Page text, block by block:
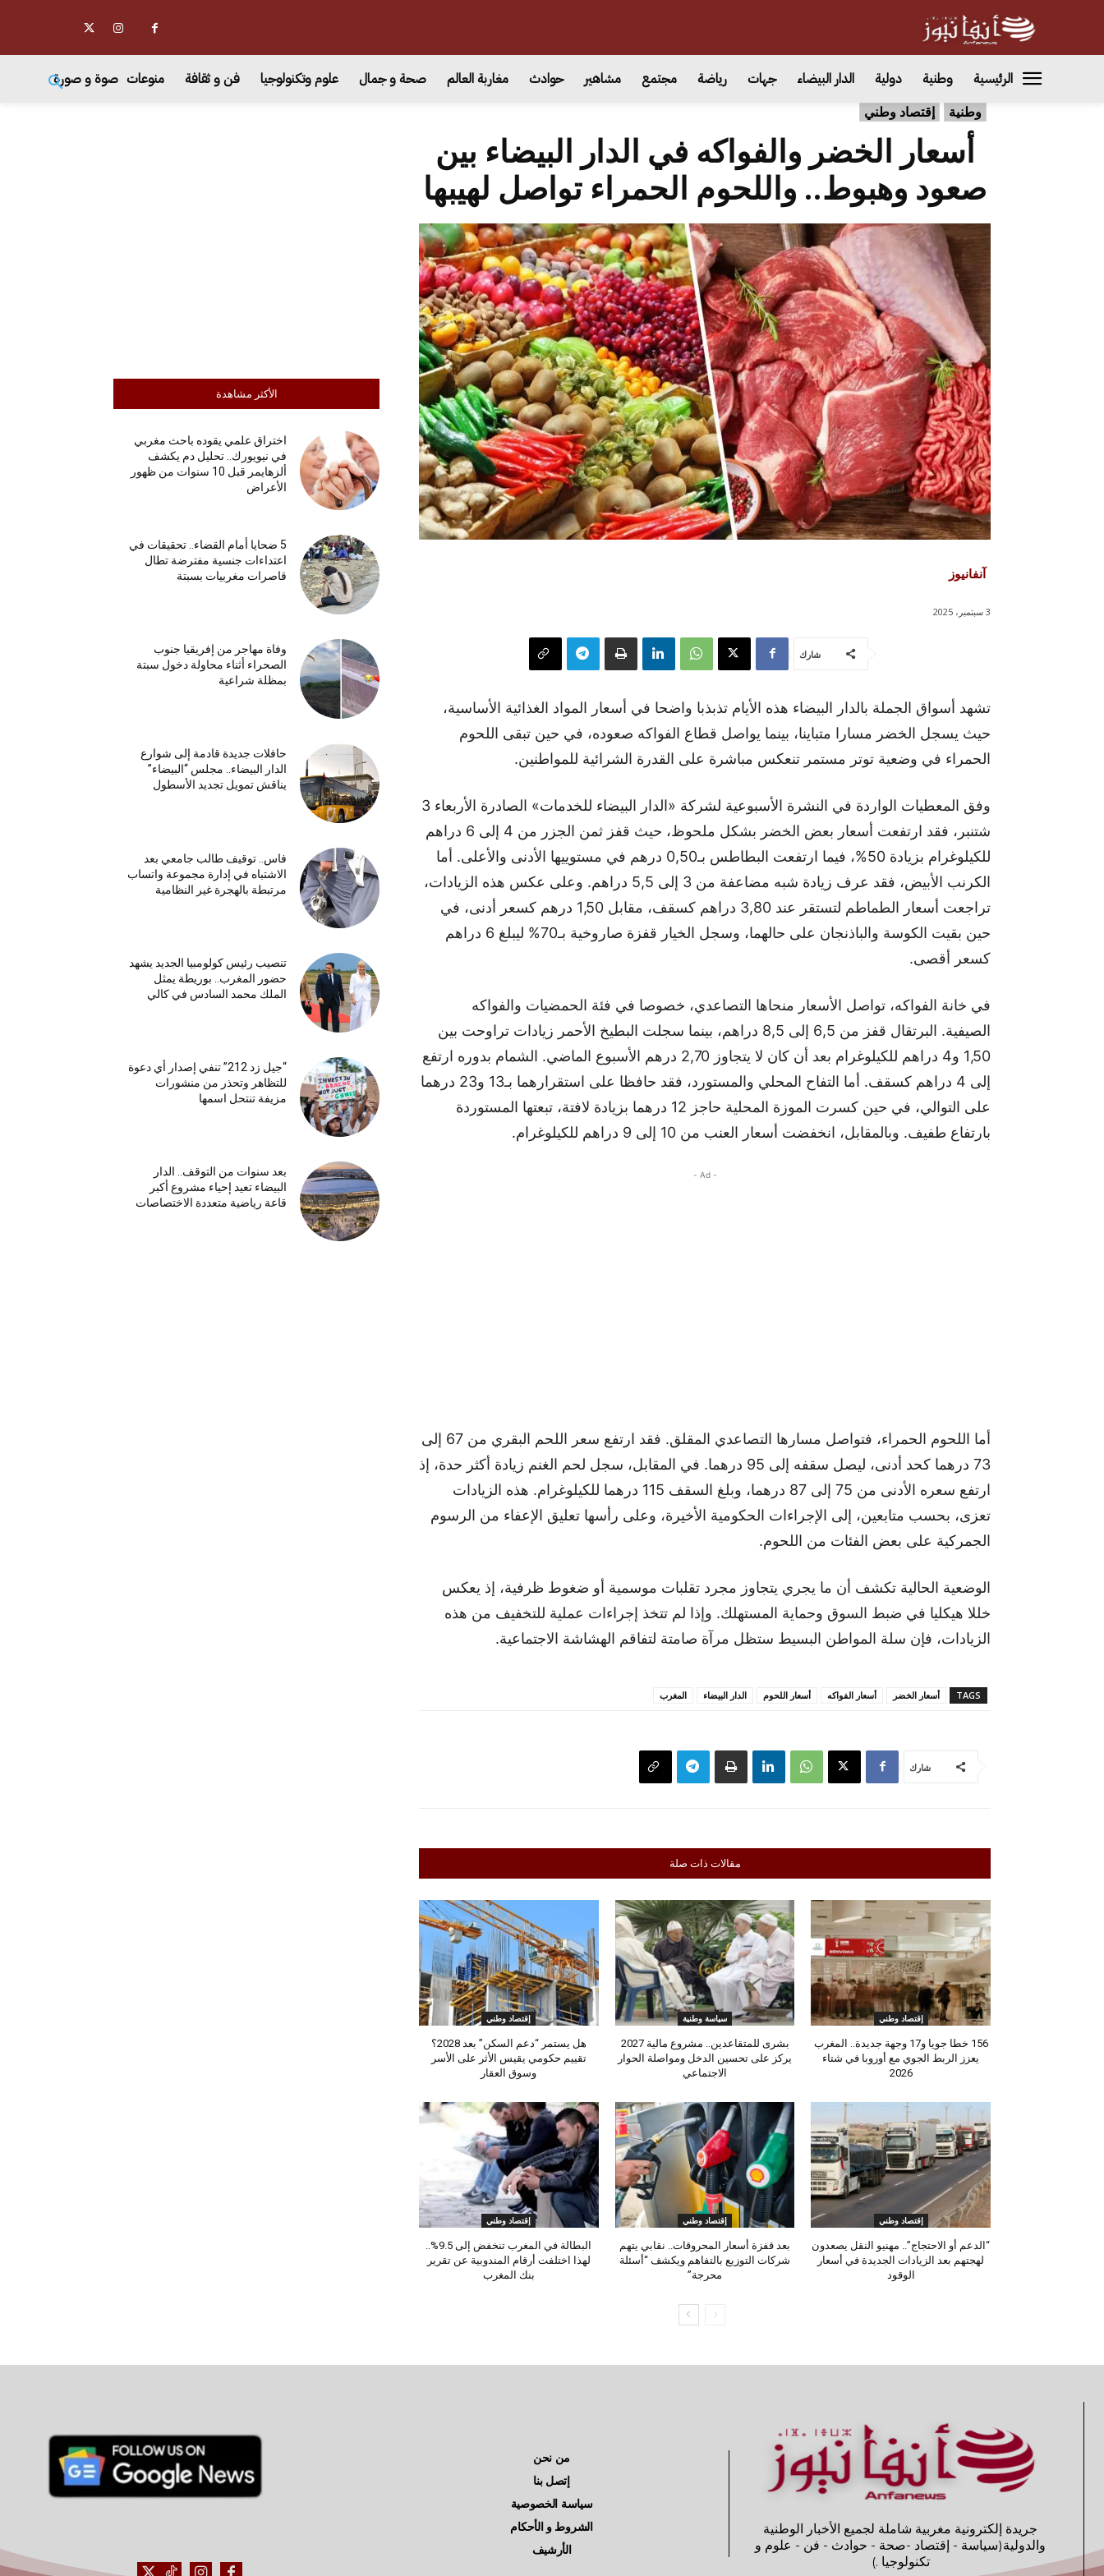
الرئيسية وطنية دولية الدار البيضاء جهات رياضة مجتمع مشاهير حوادث مغاربة العالم صحة و جمال علوم وتكنولوجيا فن و ثقافة منوعات صوة و صورة
وطنية إقتصاد وطني
الأكثر مشاهدة
اختراق علمي يقوده باحث مغربي
في نيويورك.. تحليل دم يكشف
ألزهايمر قبل 10 سنوات من ظهور
الأعراض
5 ضحايا أمام القضاء.. تحقيقات في
اعتداءات جنسية مفترضة تطال
قاصرات مغربيات بسبتة
وفاة مهاجر من إفريقيا جنوب
الصحراء أثناء محاولة دخول سبتة
بمظلة شراعية
حافلات جديدة قادمة إلى شوارع
الدار البيضاء.. مجلس “البيضاء”
يناقش تمويل تجديد الأسطول
فاس.. توقيف طالب جامعي بعد
الاشتباه في إدارة مجموعة واتساب
مرتبطة بالهجرة غير النظامية
تنصيب رئيس كولومبيا الجديد يشهد
حضور المغرب.. بوريطة يمثل
الملك محمد السادس في كالي
“جيل زد 212” تنفي إصدار أي دعوة
للتظاهر وتحذر من منشورات
مزيفة تنتحل اسمها
بعد سنوات من التوقف.. الدار
البيضاء تعيد إحياء مشروع أكبر
قاعة رياضية متعددة الاختصاصات
أسعار الخضر والفواكه في الدار البيضاء بين
صعود وهبوط.. واللحوم الحمراء تواصل لهيبها
آنفانيوز
3 سبتمبر، 2025
شارك
تشهد أسواق الجملة بالدار البيضاء هذه الأيام تذبذبا واضحا في أسعار المواد الغذائية الأساسية،
حيث يسجل الخضر مسارا متباينا، بينما يواصل قطاع الفواكه صعوده، في حين تبقى اللحوم
الحمراء في وضعية توتر مستمر تنعكس مباشرة على القدرة الشرائية للمواطنين.
وفق المعطيات الواردة في النشرة الأسبوعية لشركة «الدار البيضاء للخدمات» الصادرة الأربعاء 3
شتنبر، فقد ارتفعت أسعار بعض الخضر بشكل ملحوظ، حيث قفز ثمن الجزر من 4 إلى 6 دراهم
للكيلوغرام بزيادة 50%، فيما ارتفعت البطاطس بـ0,50 درهم في مستوييها الأدنى والأعلى. أما
الكرنب الأبيض، فقد عرف زيادة شبه مضاعفة من 3 إلى 5,5 دراهم. وعلى عكس هذه الزيادات،
تراجعت أسعار الطماطم لتستقر عند 3,80 دراهم كسقف، مقابل 1,50 درهم كسعر أدنى، في
حين بقيت الكوسة والباذنجان على حالهما، وسجل الخيار قفزة صاروخية بـ70% ليبلغ 6 دراهم
كسعر أقصى.
في خانة الفواكه، تواصل الأسعار منحاها التصاعدي، خصوصا في فئة الحمضيات والفواكه
الصيفية. البرتقال قفز من 6,5 إلى 8,5 دراهم، بينما سجلت البطيخ الأحمر زيادات تراوحت بين
1,50 و4 دراهم للكيلوغرام بعد أن كان لا يتجاوز 2,70 درهم الأسبوع الماضي. الشمام بدوره ارتفع
إلى 4 دراهم كسقف. أما التفاح المحلي والمستورد، فقد حافظا على استقرارهما بـ13 و23 درهما
على التوالي، في حين كسرت الموزة المحلية حاجز 12 درهما بزيادة لافتة، تبعتها المستوردة
بارتفاع طفيف. وبالمقابل، انخفضت أسعار العنب من 10 إلى 9 دراهم للكيلوغرام.
- Ad -
أما اللحوم الحمراء، فتواصل مسارها التصاعدي المقلق. فقد ارتفع سعر اللحم البقري من 67 إلى
73 درهما كحد أدنى، ليصل سقفه إلى 95 درهما. في المقابل، سجل لحم الغنم زيادة أكثر حدة، إذ
ارتفع سعره الأدنى من 75 إلى 87 درهما، وبلغ السقف 115 درهما للكيلوغرام. هذه الزيادات
تعزى، بحسب متابعين، إلى الإجراءات الحكومية الأخيرة، وعلى رأسها تعليق الإعفاء من الرسوم
الجمركية على بعض الفئات من اللحوم.
الوضعية الحالية تكشف أن ما يجري يتجاوز مجرد تقلبات موسمية أو ضغوط ظرفية، إذ يعكس
خللا هيكليا في ضبط السوق وحماية المستهلك. وإذا لم تتخذ إجراءات عملية للتخفيف من هذه
الزيادات، فإن سلة المواطن البسيط ستظل مرآة صامتة لتفاقم الهشاشة الاجتماعية.
TAGS أسعار الخضر أسعار الفواكه أسعار اللحوم الدار البيضاء المغرب
شارك
مقالات ذات صلة
إقتصاد وطني
156 خطا جويا و17 وجهة جديدة.. المغرب
يعزز الربط الجوي مع أوروبا في شتاء
2026
سياسة وطنية
بشرى للمتقاعدين.. مشروع مالية 2027
يركز على تحسين الدخل ومواصلة الحوار
الاجتماعي
إقتصاد وطني
هل يستمر “دعم السكن” بعد 2028؟
تقييم حكومي يقيس الأثر على الأسر
وسوق العقار
إقتصاد وطني
“الدعم أو الاحتجاج”.. مهنيو النقل يصعدون
لهجتهم بعد الزيادات الجديدة في أسعار
الوقود
إقتصاد وطني
بعد قفزة أسعار المحروقات.. نقابي يتهم
شركات التوزيع بالتفاهم ويكشف “أسئلة
محرجة”
إقتصاد وطني
البطالة في المغرب تنخفض إلى 9.5%..
لهذا اختلفت أرقام المندوبية عن تقرير
بنك المغرب
جريدة إلكترونية مغربية شاملة لجميع الأخبار الوطنية
والدولية(سياسة - إقتصاد -صحة - حوادث - فن - علوم و
تكنولوجيا .)
من نحن
إتصل بنا
سياسة الخصوصية
الشروط و الأحكام
الأرشيف